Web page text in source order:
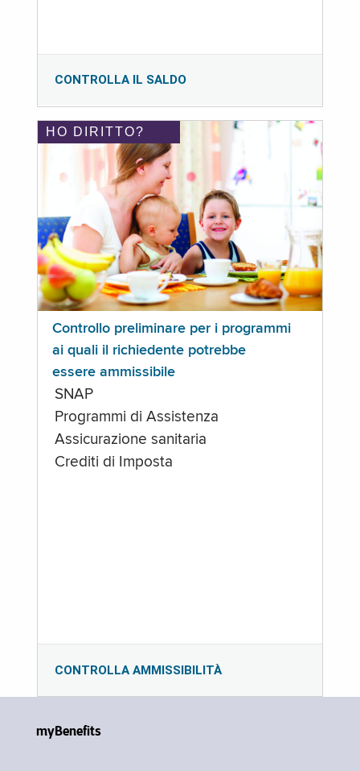
CONTROLLA IL SALDO
HO DIRITTO?
Controllo preliminare per i programmi
ai quali il richiedente potrebbe
essere ammissibile
SNAP
Programmi di Assistenza
Assicurazione sanitaria
Crediti di Imposta
CONTROLLA AMMISSIBILITÀ
myBenefits